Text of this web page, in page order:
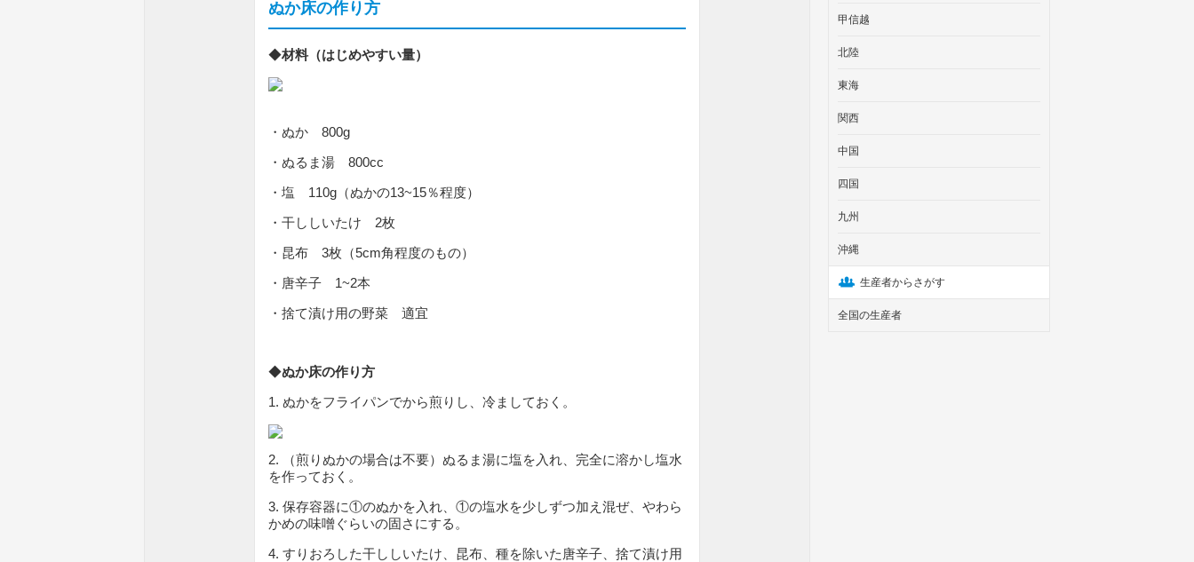
ぬか床の作り方
◆材料（はじめやすい量）
・ぬか 800g
・ぬるま湯 800cc
・塩 110g（ぬかの13~15％程度）
・干ししいたけ 2枚
・昆布 3枚（5cm角程度のもの）
・唐辛子 1~2本
・捨て漬け用の野菜 適宜
◆ぬか床の作り方
1. ぬかをフライパンでから煎りし、冷ましておく。
2. （煎りぬかの場合は不要）ぬるま湯に塩を入れ、完全に溶かし塩水
を作っておく。
3. 保存容器に①のぬかを入れ、①の塩水を少しずつ加え混ぜ、やわら
かめの味噌ぐらいの固さにする。
4. すりおろした干ししいたけ、昆布、種を除いた唐辛子、捨て漬け用
甲信越
北陸
東海
関西
中国
四国
九州
沖縄
生産者からさがす
全国の生産者